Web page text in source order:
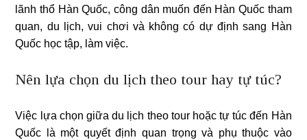
lãnh thổ Hàn Quốc, công dân muốn đến Hàn Quốc tham
quan, du lịch, vui chơi và không có dự định sang Hàn
Quốc học tập, làm việc.
Nên lựa chọn du lịch theo tour hay tự túc?
Việc lựa chọn giữa du lịch theo tour hoặc tự túc đến Hàn
Quốc là một quyết định quan trọng và phụ thuộc vào